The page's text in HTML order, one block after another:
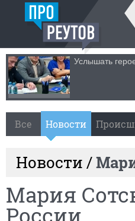
Услышать
Все Новости
Новости /
Мария
России